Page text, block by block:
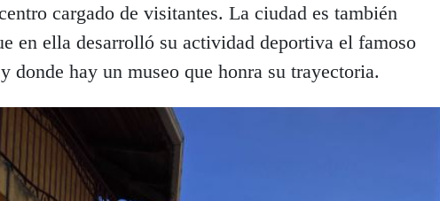
cargado de visitantes. La ciudad es también
en ella desarrolló su actividad deportiva el famoso
donde hay un museo que honra su trayectoria.